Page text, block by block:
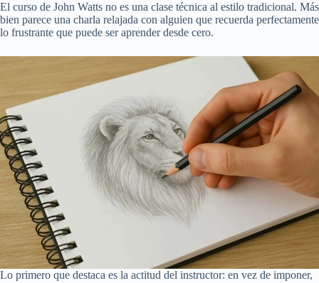
El curso de John Watts no es una clase técnica al estilo tradicional. Más
bien parece una charla relajada con alguien que recuerda perfectamente
lo frustrante que puede ser aprender desde cero.
Lo primero que destaca es la actitud del instructor: en vez de imponer,